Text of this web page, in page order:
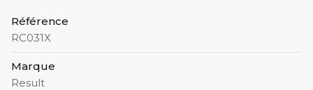
Référence
RC031X
Marque
Result